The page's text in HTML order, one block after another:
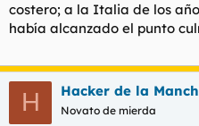
costero; a la Italia de los
había alcanzado el punto
H Hacker de la
Novato de mierda